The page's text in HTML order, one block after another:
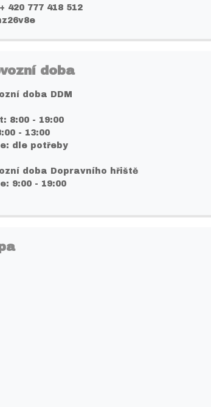
420 777 418 512
doba
doba DDM
8:00 - 19:00
- 13:00
dle potřeby
doba Dopravního hřiště
9:00 - 19:00